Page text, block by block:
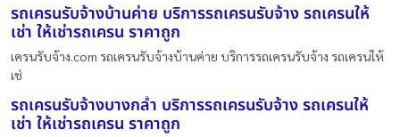
รถเครนรับจ้างบ้านค่าย บริการรถเครนรับจ้าง รถเครนให้
เช่า ให้เช่ารถเครน ราคาถูก
เครนรับจ้าง.com รถเครนรับจ้างบ้านค่าย บริการรถเครนรับจ้าง รถเครนให้
เช่
รถเครนรับจ้างบางกล่ำ บริการรถเครนรับจ้าง รถเครนให้
เช่า ให้เช่ารถเครน ราคาถูก